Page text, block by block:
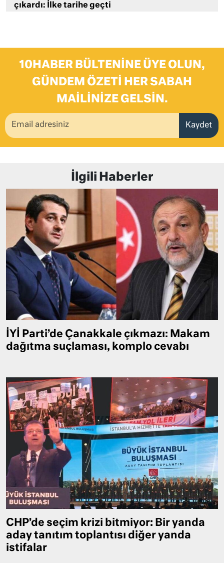
çıkardı: İlke tarihe geçti
10HABER BÜLTENINE ÜYE OLUN,
GÜNDEM ÖZETI HER SABAH
MAILINIZE GELSIN.
Kaydet
İlgili Haberler
İYİ Parti’de Çanakkale çıkmazı: Makam
dağıtma suçlaması, komplo cevabı
CHP’de seçim krizi bitmiyor: Bir yanda
aday tanıtım toplantısı diğer yanda
istifalar